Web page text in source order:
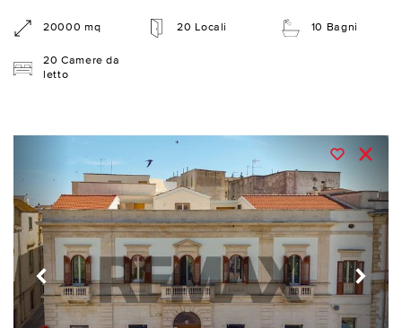
20000 mq 20 Locali 10 Bagni
20 Camere da
letto